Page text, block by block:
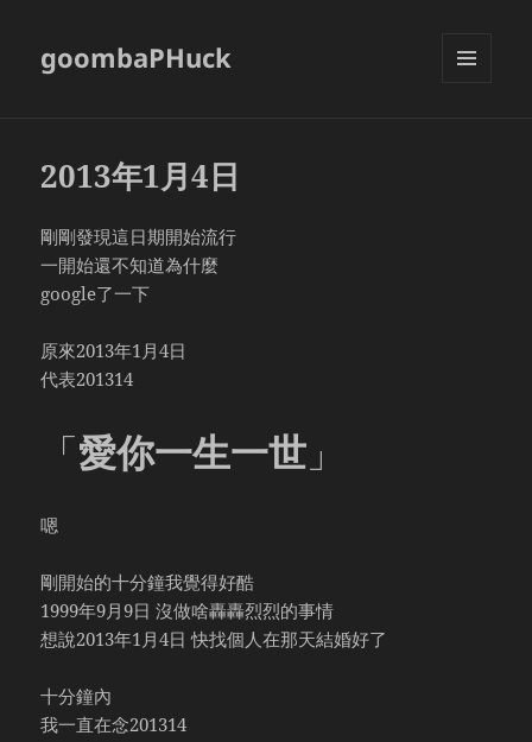
goombaPHuck
2013年1月4日
剛剛發現這日期開始流行
一開始還不知道為什麼
google了一下
原來2013年1月4日
代表201314
「愛你一生一世 」
嗯
剛開始的十分鐘我覺得好酷
1999年9月9日 沒做啥轟轟烈烈的事情
想說2013年1月4日 快找個人在那天結婚好了
十分鐘內
我一直在念201314